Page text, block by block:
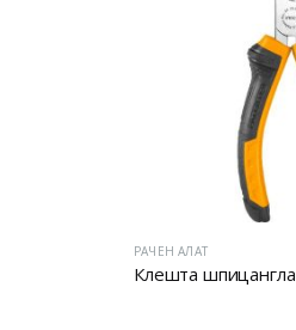
РАЧЕН АЛАТ
Клешта шпицангла